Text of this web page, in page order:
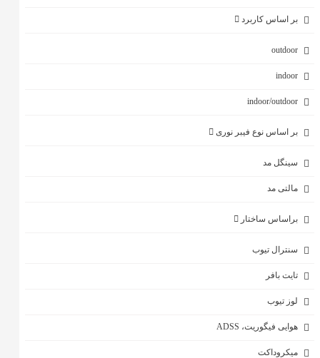
بر اساس کاربرد
outdoor
indoor
indoor/outdoor
بر اساس نوع فیبر نوری
سینگل مد
مالتی مد
براساس ساختار
سنترال تیوب
تایت بافر
لوز تیوب
هوایی فیگوریت، ADSS
میکروداکت